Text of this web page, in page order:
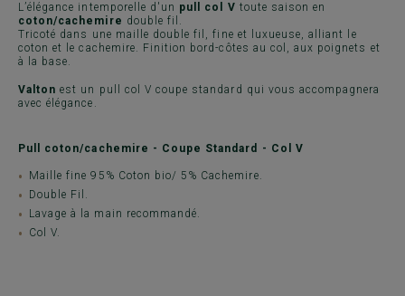
L’élégance intemporelle d'un pull col V toute saison en
coton/cachemire double fil.
Tricoté dans une maille double fil, fine et luxueuse, alliant le
coton et le cachemire. Finition bord-côtes au col, aux poignets et
à la base.
Valton est un pull col V coupe standard qui vous accompagnera
avec élégance.
Pull coton/cachemire - Coupe Standard - Col V
Maille fine 95% Coton bio/ 5% Cachemire.
Double Fil.
Lavage à la main recommandé.
Col V.